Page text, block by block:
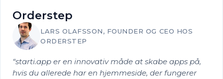
Orderstep
LARS OLAFSSON, FOUNDER OG CEO HOS
ORDERSTEP
starti.app er en innovativ måde at skabe apps på,
hvis du allerede har en hjemmeside, der fungerer